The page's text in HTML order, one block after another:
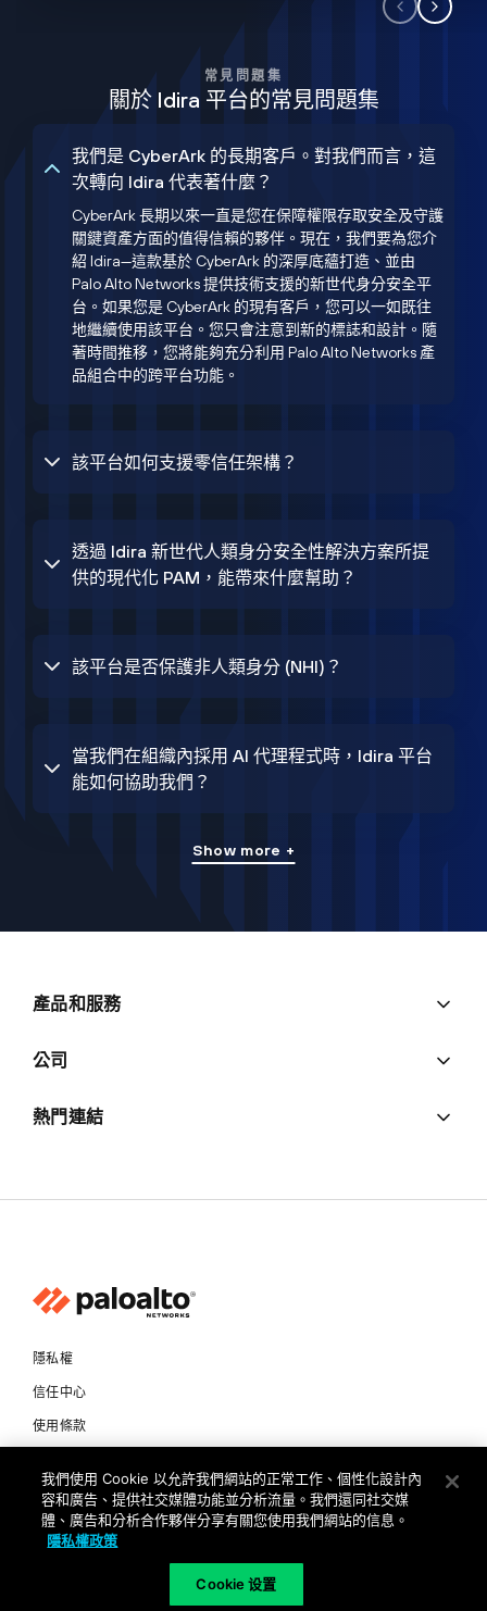
常見問題集
關於 Idira 平台的常見問題集
我們是 CyberArk 的長期客戶。對我們而言，這
次轉向 Idira 代表著什麼？
CyberArk 長期以來一直是您在保障權限存取安全及守護
關鍵資產方面的值得信賴的夥伴。現在，我們要為您介
紹 Idira—這款基於 CyberArk 的深厚底蘊打造、並由
Palo Alto Networks 提供技術支援的新世代身分安全平
台。如果您是 CyberArk 的現有客戶，您可以一如既往
地繼續使用該平台。您只會注意到新的標誌和設計。隨
著時間推移，您將能夠充分利用 Palo Alto Networks 產
品組合中的跨平台功能。
該平台如何支援零信任架構？
透過 Idira 新世代人類身分安全性解決方案所提
供的現代化 PAM，能帶來什麼幫助？
該平台是否保護非人類身分 (NHI)？
當我們在組織內採用 AI 代理程式時，Idira 平台
能如何協助我們？
Show more +
產品和服務
公司
熱門連結
隱私權
信任中心
使用條款
Copyright © 2026 Palo Alto Networks. All Rights Reserved
我們使用 Cookie 以允許我們網站的正常工作、個性化設計內
容和廣告、提供社交媒體功能並分析流量。我們還同社交媒
體、廣告和分析合作夥伴分享有關您使用我們網站的信息。
隱私權政策
Cookie 设置